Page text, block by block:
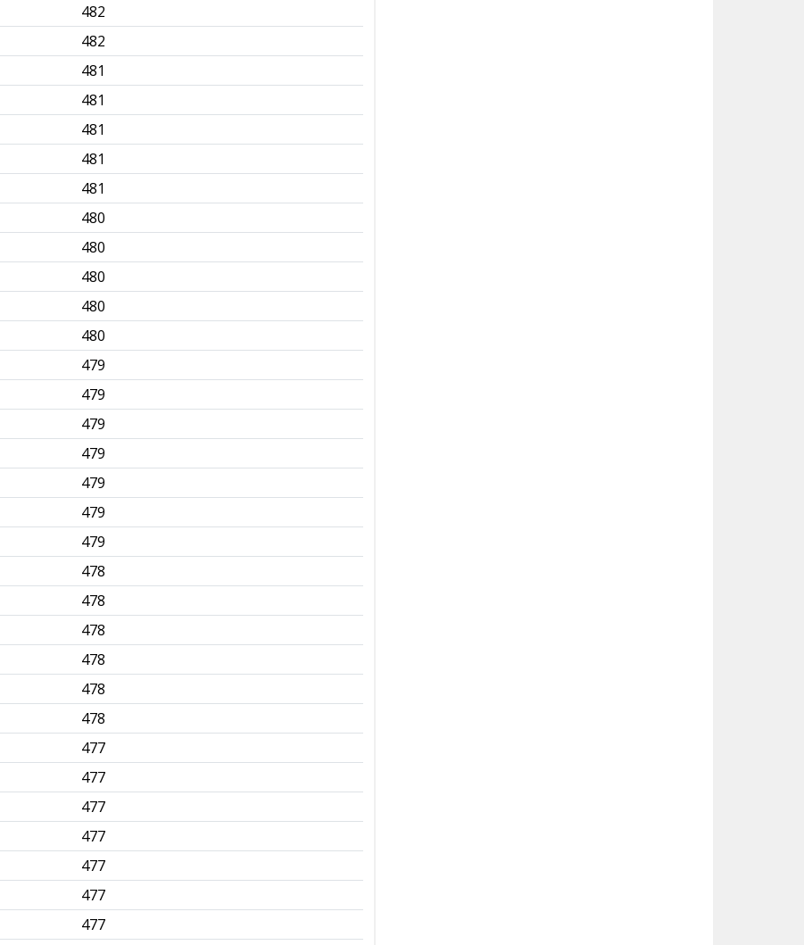
482
482
481
481
481
481
481
480
480
480
480
480
479
479
479
479
479
479
479
478
478
478
478
478
478
477
477
477
477
477
477
477